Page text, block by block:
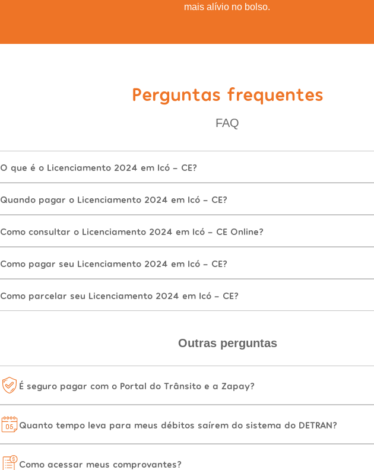
mais alívio no bolso.
Perguntas frequentes
FAQ
O que é o Licenciamento 2024 em Icó - CE?
Quando pagar o Licenciamento 2024 em Icó - CE?
Como consultar o Licenciamento 2024 em Icó - CE Online?
Como pagar seu Licenciamento 2024 em Icó - CE?
Como parcelar seu Licenciamento 2024 em Icó - CE?
Outras perguntas
É seguro pagar com o Portal do Trânsito e a Zapay?
Quanto tempo leva para meus débitos saírem do sistema do DETRAN?
Como acessar meus comprovantes?